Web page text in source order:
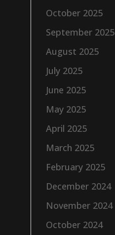
October 2025
September 2025
August 2025
July 2025
June 2025
May 2025
April 2025
March 2025
February 2025
December 2024
November 2024
October 2024